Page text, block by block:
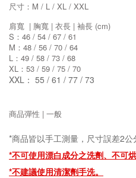
尺寸：M / L / XL / XXL
肩寬 | 胸寬 | 衣長 | 袖長 (cm)
S：46 / 54 / 67 / 61
M：48 / 56 / 70 / 64
L：49 / 58 / 73 / 68
XL：53 / 59 / 75 / 70
XXL： 55 / 61 / 77 / 73
商品彈性 | 一般
*商品皆以手工測量，尺寸誤差2公
*不可使用漂白成分之洗劑、 不可烘
*不建議使用清潔劑手洗。